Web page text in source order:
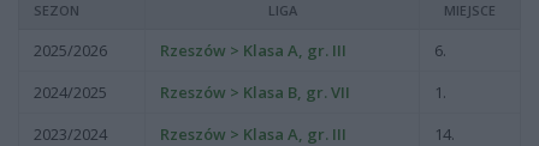
SEZON LIGA MIEJSCE
2025/2026 Rzeszów > Klasa A, gr. III
6.
2024/2025
Rzeszów > Klasa B, gr. VII
1.
2023/2024
Rzeszów > Klasa A, gr. III
14.